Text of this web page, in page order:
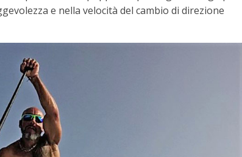
e nella velocità del cambio di direzione